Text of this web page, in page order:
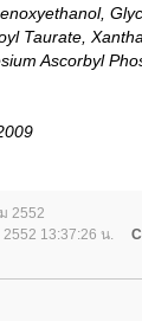
Taurate,
Ascorbyl
2552
13:37:26 น.